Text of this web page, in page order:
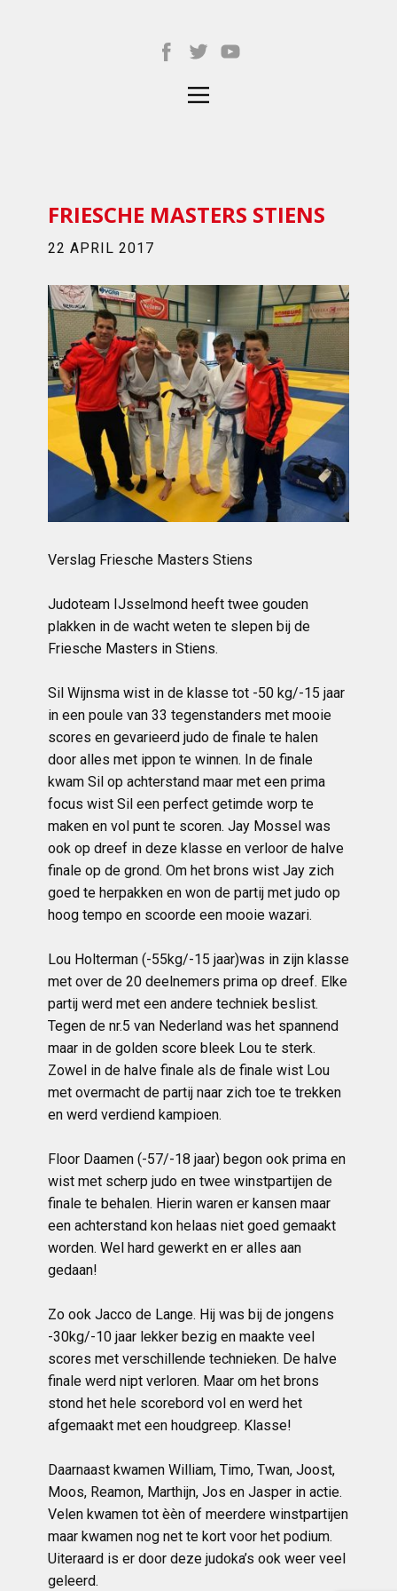
FRIESCHE MASTERS STIENS
22 APRIL 2017
Verslag Friesche Masters Stiens
Judoteam IJsselmond heeft twee gouden
plakken in de wacht weten te slepen bij de
Friesche Masters in Stiens.
Sil Wijnsma wist in de klasse tot -50 kg/-15 jaar
in een poule van 33 tegenstanders met mooie
scores en gevarieerd judo de finale te halen
door alles met ippon te winnen. In de finale
kwam Sil op achterstand maar met een prima
focus wist Sil een perfect getimde worp te
maken en vol punt te scoren. Jay Mossel was
ook op dreef in deze klasse en verloor de halve
finale op de grond. Om het brons wist Jay zich
goed te herpakken en won de partij met judo op
hoog tempo en scoorde een mooie wazari.
Lou Holterman (-55kg/-15 jaar)was in zijn klasse
met over de 20 deelnemers prima op dreef. Elke
partij werd met een andere techniek beslist.
Tegen de nr.5 van Nederland was het spannend
maar in de golden score bleek Lou te sterk.
Zowel in de halve finale als de finale wist Lou
met overmacht de partij naar zich toe te trekken
en werd verdiend kampioen.
Floor Daamen (-57/-18 jaar) begon ook prima en
wist met scherp judo en twee winstpartijen de
finale te behalen. Hierin waren er kansen maar
een achterstand kon helaas niet goed gemaakt
worden. Wel hard gewerkt en er alles aan
gedaan!
Zo ook Jacco de Lange. Hij was bij de jongens
-30kg/-10 jaar lekker bezig en maakte veel
scores met verschillende technieken. De halve
finale werd nipt verloren. Maar om het brons
stond het hele scorebord vol en werd het
afgemaakt met een houdgreep. Klasse!
Daarnaast kwamen William, Timo, Twan, Joost,
Moos, Reamon, Marthijn, Jos en Jasper in actie.
Velen kwamen tot èèn of meerdere winstpartijen
maar kwamen nog net te kort voor het podium.
Uiteraard is er door deze judoka’s ook weer veel
geleerd.